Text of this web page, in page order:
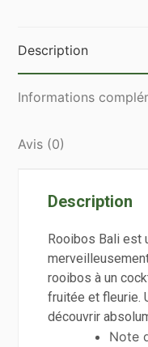
par
100g
Description
Informations
Avis (0)
Description
Rooibos Bali est
rooibos à un
fruitée et fleurie.
découvrir
Note